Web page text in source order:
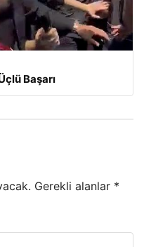
Başarı
Gerekli alanlar *